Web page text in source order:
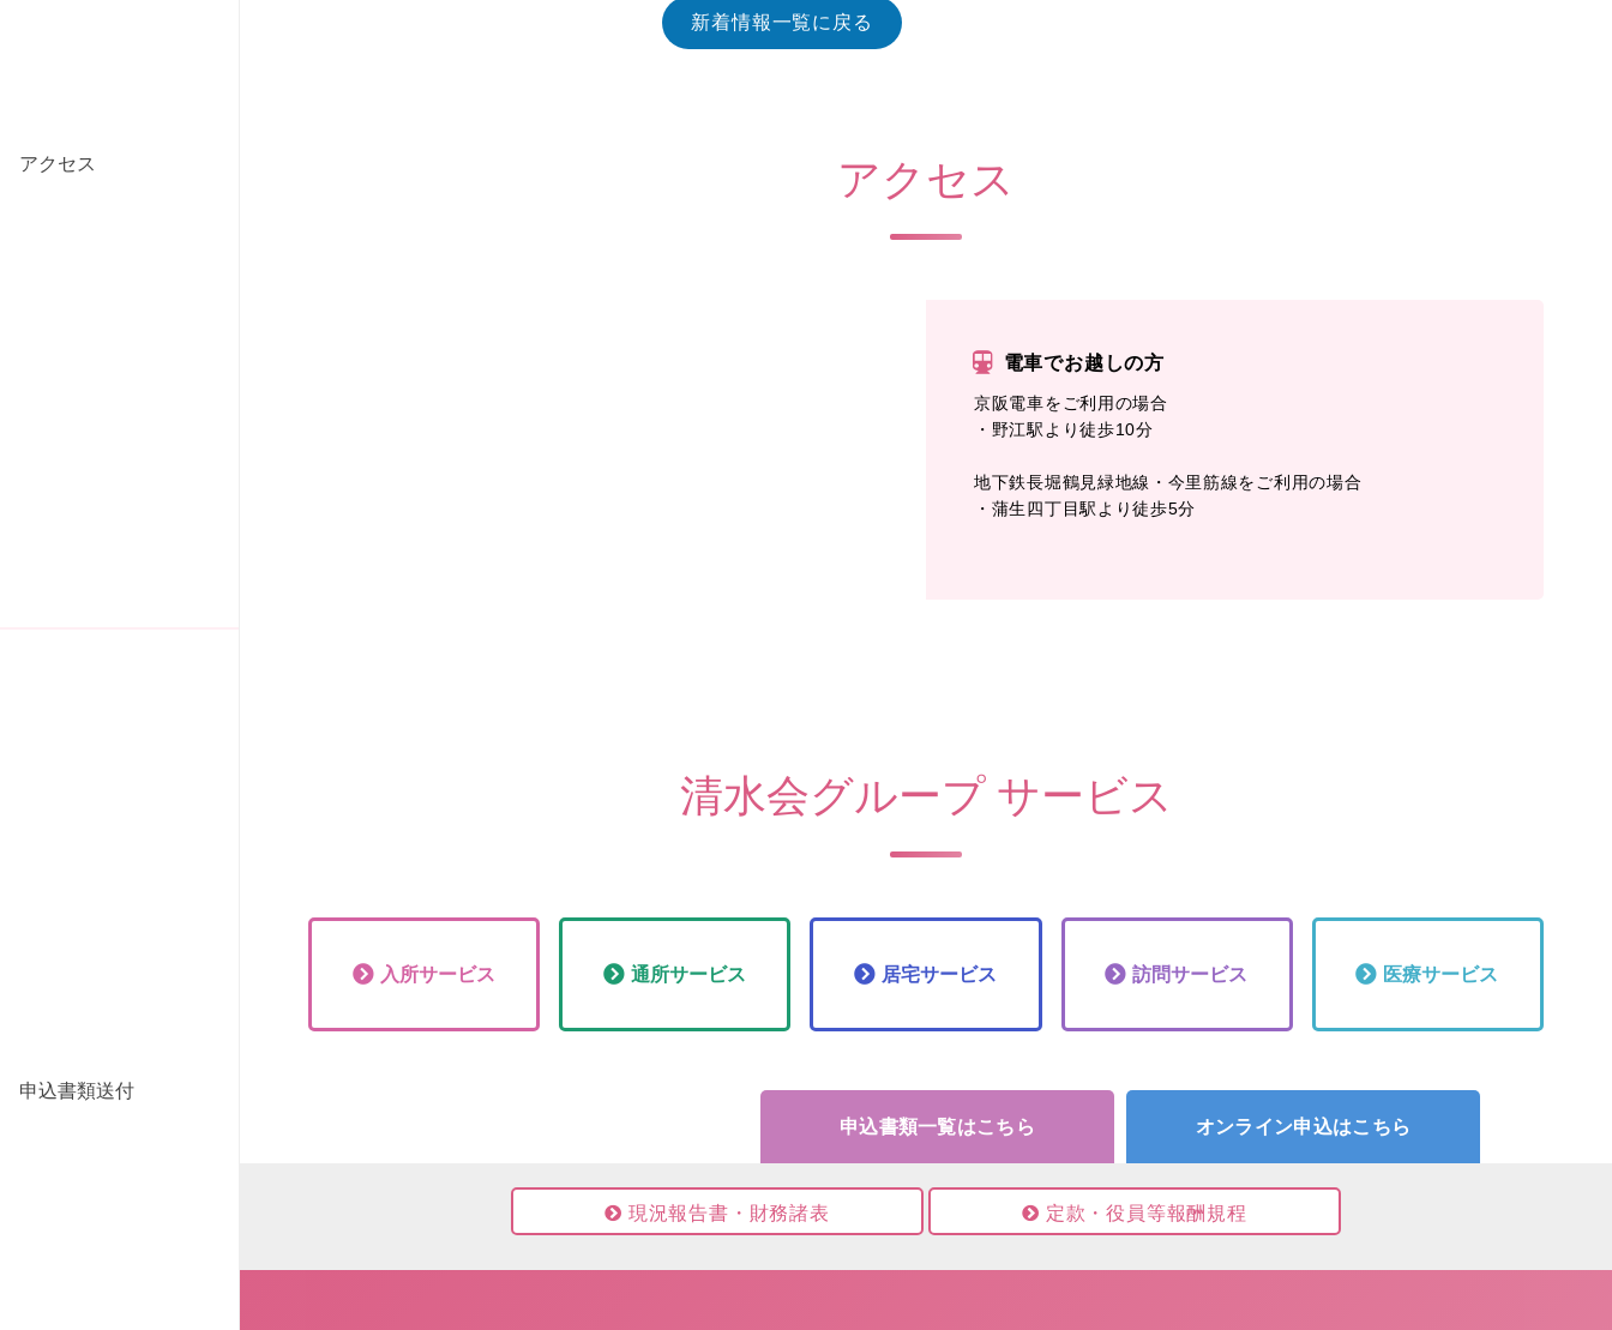
アクセス
申込書類送付
申込書類一覧はこちら
オンライン申込はこちら
新着情報一覧に戻る
アクセス
電車でお越しの方
京阪電車をご利用の場合
・野江駅より徒歩10分
地下鉄長堀鶴見緑地線・今里筋線をご利用の場合
・蒲生四丁目駅より徒歩5分
清水会グループ サービス
入所サービス 通所サービス 居宅サービス 訪問サービス 医療サービス
現況報告書・財務諸表 定款・役員等報酬規程